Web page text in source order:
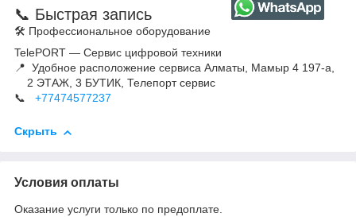
📞 Быстрая запись
🛠 Профессиональное оборудование
TelePORT — Сервис цифровой техники
📍 Удобное расположение сервиса Алматы, Мамыр 4 197-а,
2 ЭТАЖ, 3 БУТИК, Телепорт сервис
📞
+77474577237
Скрыть
Условия оплаты
Оказание услуги только по предоплате.